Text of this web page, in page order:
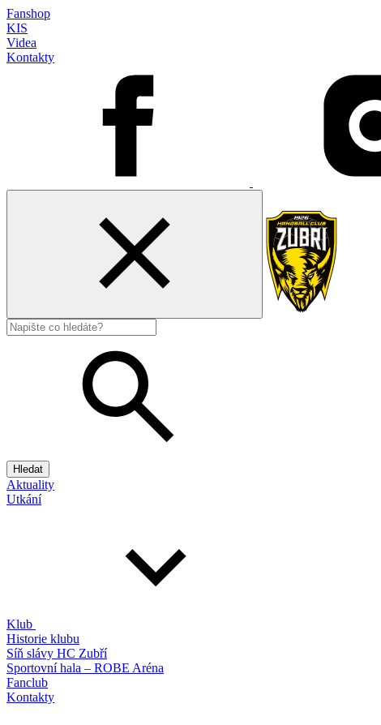
Fanshop
KIS
Videa
Kontakty
Hledat
Aktuality
Utkání
Klub
Historie klubu
Síň slávy HC Zubří
Sportovní hala – ROBE Aréna
Fanclub
Kontakty